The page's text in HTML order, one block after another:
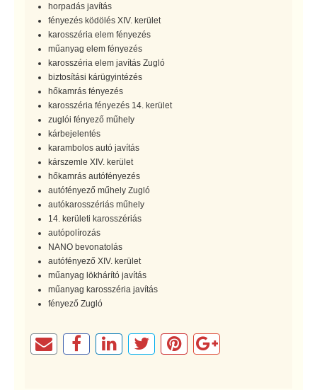
horpadás javítás
fényezés ködölés XIV. kerület
karosszéria elem fényezés
műanyag elem fényezés
karosszéria elem javítás Zugló
biztosítási kárügyintézés
hőkamrás fényezés
karosszéria fényezés 14. kerület
zuglói fényező műhely
kárbejelentés
karambolos autó javítás
kárszemle XIV. kerület
hőkamrás autófényezés
autófényező műhely Zugló
autókarosszériás műhely
14. kerületi karosszériás
autópolírozás
NANO bevonatolás
autófényező XIV. kerület
műanyag lökhárító javítás
műanyag karosszéria javítás
fényező Zugló